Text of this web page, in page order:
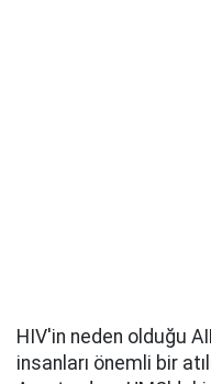
HIV'in neden olduğu
insanları önemli bir